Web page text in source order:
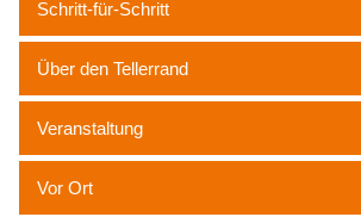
Schritt-für-Schritt
Über den Tellerrand
Veranstaltung
Vor Ort